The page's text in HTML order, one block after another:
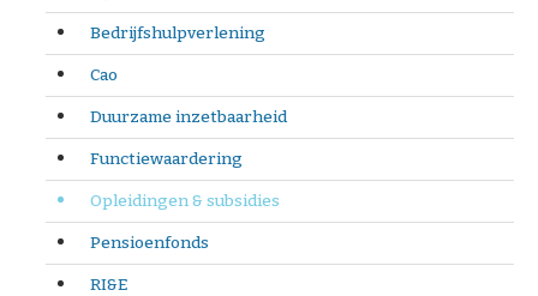
Bedrijfshulpverlening
Cao
Duurzame inzetbaarheid
Functiewaardering
Opleidingen & subsidies
Pensioenfonds
RI&E